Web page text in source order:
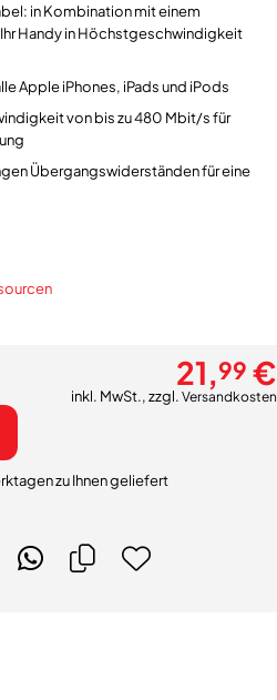
in Kombination mit einem
Handy in Höchstgeschwindigkeit
Apple iPhones, iPads und iPods
von bis zu 480 Mbit/s für
Übergangswiderständen für eine
21,99 €
inkl. MwSt., zzgl. Versandkosten
zu Ihnen geliefert